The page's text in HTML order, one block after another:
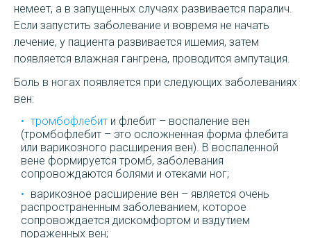
немеет, а в запущенных случаях развивается паралич.
Если запустить заболевание и вовремя не начать
лечение, у пациента развивается ишемия, затем
появляется влажная гангрена, проводится ампутация.
Боль в ногах появляется при следующих заболеваниях
вен:
тромбофлебит и флебит – воспаление вен
(тромбофлебит – это осложненная форма флебита
или варикозного расширения вен). В воспаленной
вене формируется тромб, заболевания
сопровождаются болями и отеками ног;
варикозное расширение вен – является очень
распространенным заболеванием, которое
сопровождается дискомфортом и вздутием
пораженных вен;